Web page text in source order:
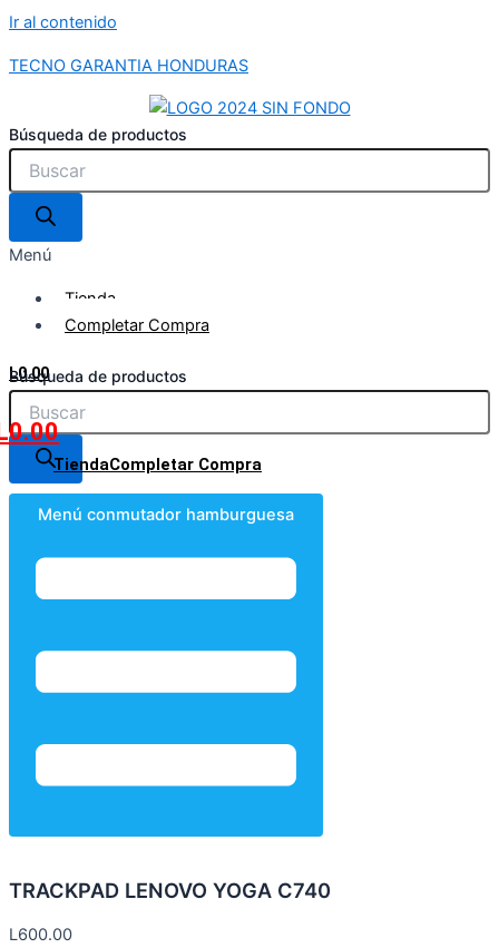
Ir al contenido
TECNO GARANTIA HONDURAS
Búsqueda de productos
Menú
Tienda
Completar Compra
L0.00
Búsqueda de productos
0.00
TiendaCompletar Compra
Menú conmutador hamburguesa
TRACKPAD LENOVO YOGA C740
L600.00